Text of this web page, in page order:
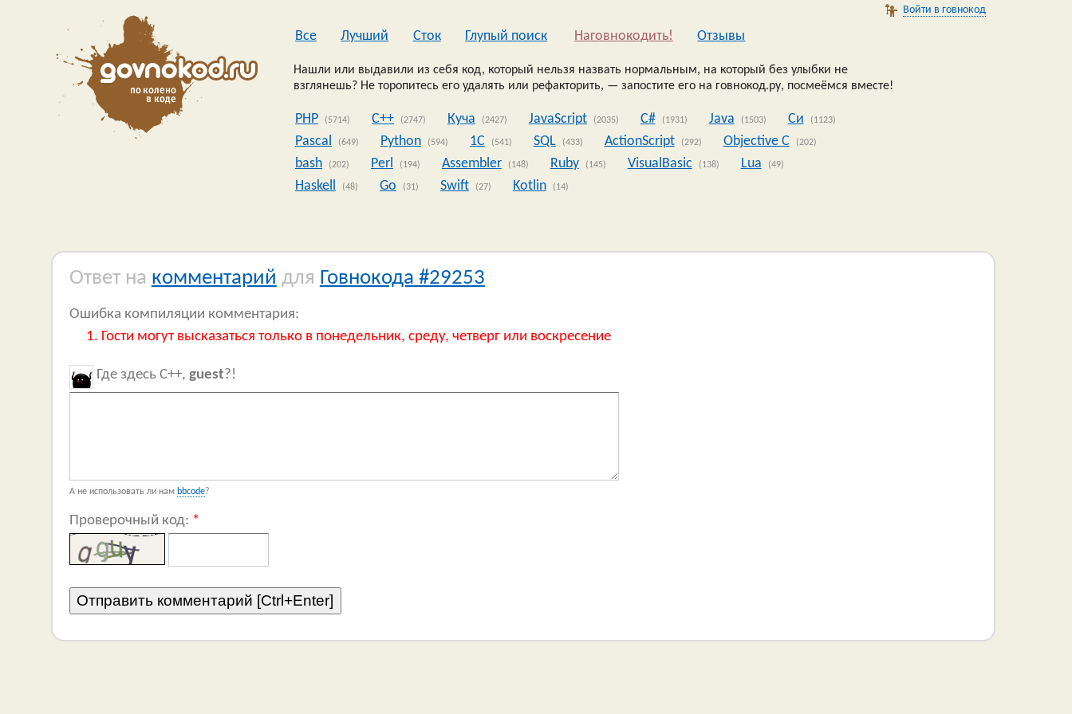
Войти в говнокод
Все Лучший Сток Глупый поиск Наговнокодить! Oтзывы
Нашли или выдавили из себя код, который нельзя назвать нормальным, на который без улыбки не
взглянешь? Не торопитесь его удалять или рефакторить, — запостите его на говнокод.ру, посмеёмся вместе!
PHP (5714) C++ (2747) Куча (2427) JavaScript (2035) C# (1931) Java (1503) Си (1123)
Pascal (649) Python (594) 1C (541) SQL (433) ActionScript (292) Objective C (202)
bash (202) Perl (194) Assembler (148) Ruby (145) VisualBasic (138) Lua (49)
Haskell (48) Go (31) Swift (27) Kotlin (14)
Ответ на комментарий для Говнокода #29253
Ошибка компиляции комментария:
Гости могут высказаться только в понедельник, среду, четверг или воскресение
Где здесь C++, guest?!
А не использовать ли нам bbcode?
Проверочный код: *